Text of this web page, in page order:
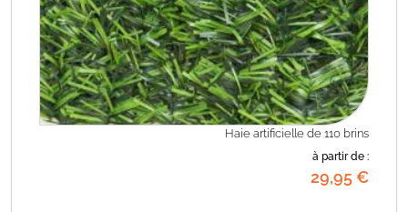
Haie artificielle de 110 brins
à partir de :
29,95€